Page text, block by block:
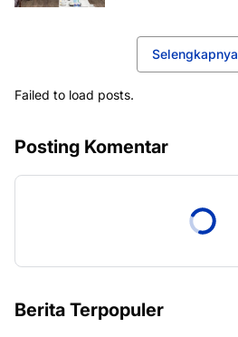
Selengkapnya
Failed to load posts.
Posting Komentar
Berita Terpopuler